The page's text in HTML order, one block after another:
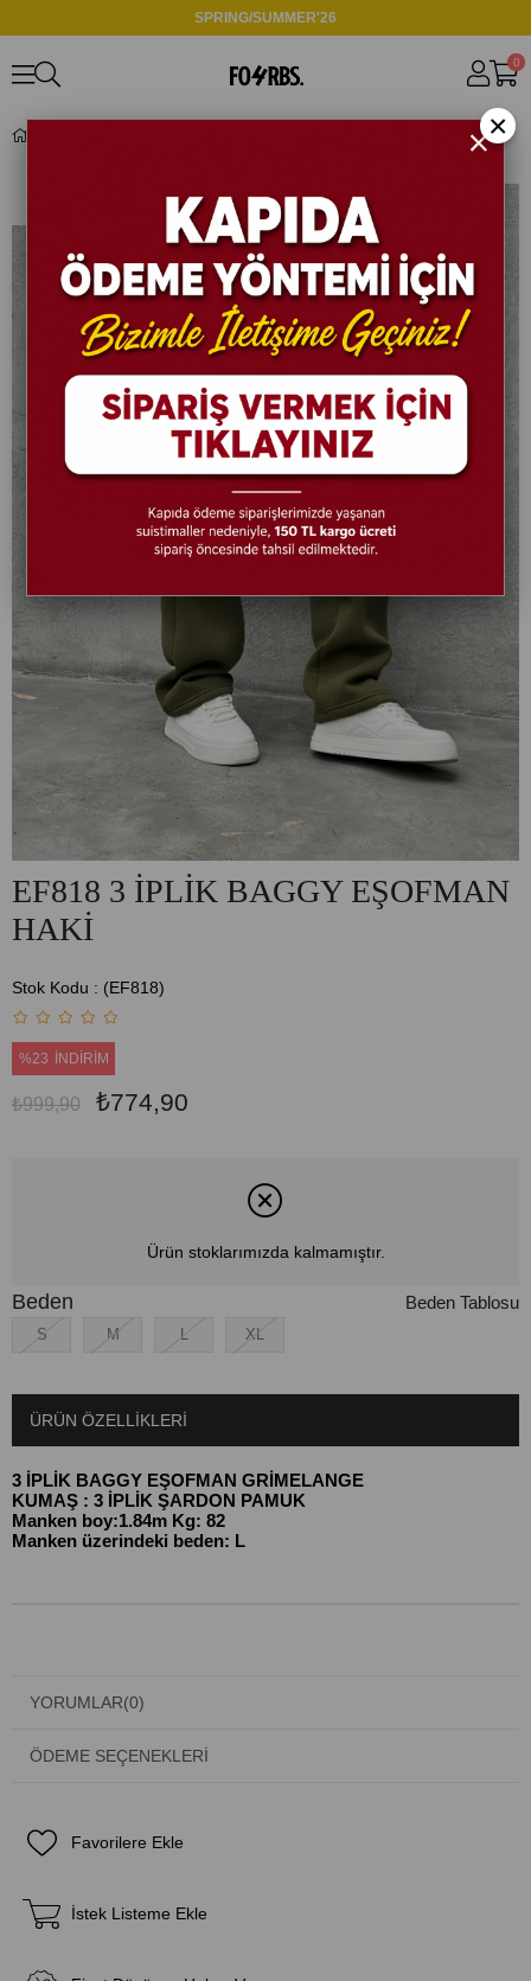
SPRING/SUMMER'26
0
EF818 3 İPLİK BAGGY EŞOFMAN
HAKİ
Stok Kodu (EF818)
%23 İNDIRIM
₺999,90 ₺774,90
Ürün stoklarımızda kalmamıştır.
Beden
S M L XL
Beden Tablosu
ÜRÜN ÖZELLIKLERI
3 İPLİK BAGGY EŞOFMAN GRİMELANGE
KUMAŞ : 3 İPLİK ŞARDON PAMUK
Manken boy:1.84m Kg: 82
Manken üzerindeki beden: L
YORUMLAR(0)
ÖDEME SEÇENEKLERI
Favorilere Ekle
İstek Listeme Ekle
×